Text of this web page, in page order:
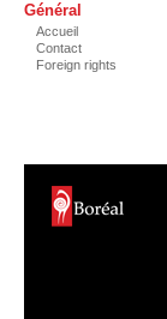
Général
Accueil
Contact
Foreign rights